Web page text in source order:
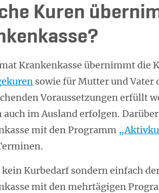
Kuren
Krankenkasse übernimmt die
sowie für Mutter und Vater
Voraussetzungen erfüllt
auch im Ausland erfolgen.
mit den Programm
kein Kurbedarf sondern einfach
mit den mehrtägigen